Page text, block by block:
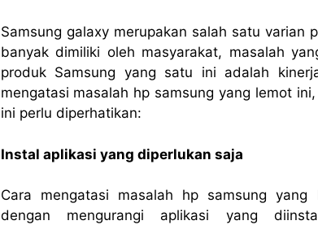
Samsung galaxy merupakan salah satu varian
banyak dimiliki oleh masyarakat, masalah
produk Samsung yang satu ini adalah
mengatasi masalah hp samsung yang lemot
ini perlu diperhatikan:
Instal aplikasi yang diperlukan saja
Cara mengatasi masalah hp samsung yang
dengan mengurangi aplikasi yang